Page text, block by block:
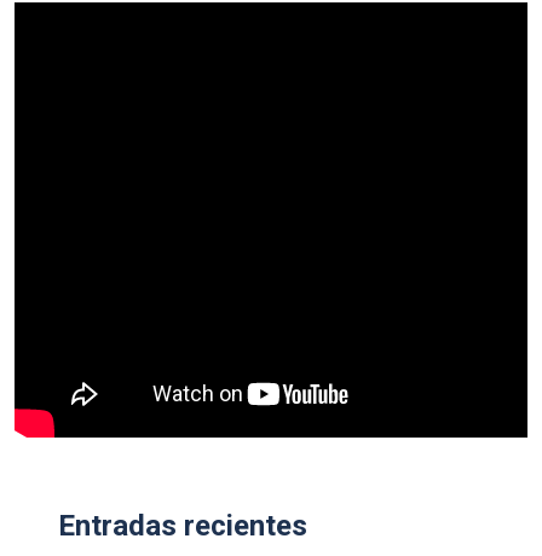
Entradas recientes